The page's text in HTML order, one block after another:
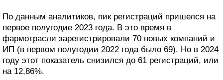
По данным аналитиков, пик регистраций пришелся на
первое полугодие 2023 года. В это время в
фармотрасли зарегистрировали 70 новых компаний и
ИП (в первом полугодии 2022 года было 69). Но в 2024
году этот показатель снизился до 61 регистраций, или
на 12,86%.